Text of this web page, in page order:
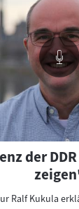
der
Ralf Kukula